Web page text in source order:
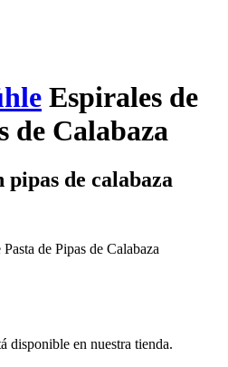
Espirales de
de Calabaza
pipas de calabaza
de Pipas de Calabaza
disponible en nuestra tienda.